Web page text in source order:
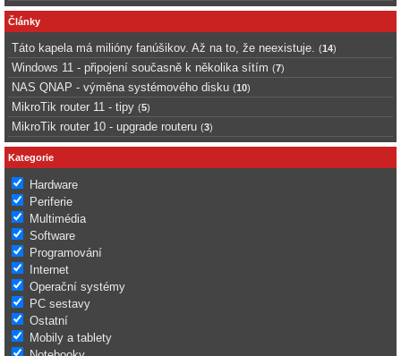
Články
Táto kapela má milióny fanúšikov. Až na to, že neexistuje. (14)
Windows 11 - připojení současně k několika sítím (7)
NAS QNAP - výměna systémového disku (10)
MikroTik router 11 - tipy (5)
MikroTik router 10 - upgrade routeru (3)
Kategorie
Hardware
Periferie
Multimédia
Software
Programování
Internet
Operační systémy
PC sestavy
Ostatní
Mobily a tablety